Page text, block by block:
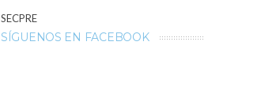
SECPRE
SÍGUENOS EN FACEBOOK